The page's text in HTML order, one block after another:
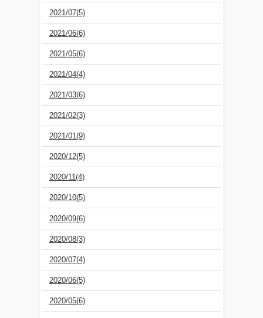
2021/07(5)
2021/06(6)
2021/05(6)
2021/04(4)
2021/03(6)
2021/02(3)
2021/01(9)
2020/12(5)
2020/11(4)
2020/10(5)
2020/09(6)
2020/08(3)
2020/07(4)
2020/06(5)
2020/05(6)